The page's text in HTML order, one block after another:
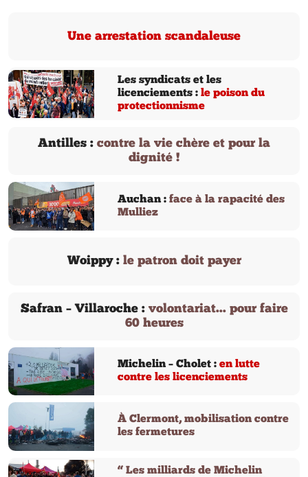
Une arrestation scandaleuse
Les syndicats et les
licenciements : le poison du
protectionnisme
Antilles : contre la vie chère et pour la
dignité !
Auchan : face à la rapacité des
Mulliez
Woippy : le patron doit payer
Safran – Villaroche : volontariat... pour faire
60 heures
Michelin – Cholet : en lutte
contre les licenciements
À Clermont, mobilisation contre
les fermetures
“ Les milliards de Michelin